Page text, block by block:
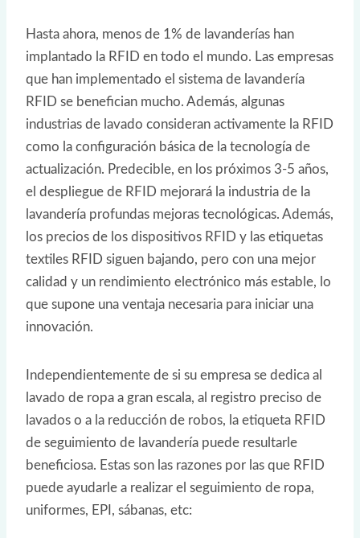
Hasta ahora, menos de 1% de lavanderías han
implantado la RFID en todo el mundo. Las empresas
que han implementado el sistema de lavandería
RFID se benefician mucho. Además, algunas
industrias de lavado consideran activamente la RFID
como la configuración básica de la tecnología de
actualización. Predecible, en los próximos 3-5 años,
el despliegue de RFID mejorará la industria de la
lavandería profundas mejoras tecnológicas. Además,
los precios de los dispositivos RFID y las etiquetas
textiles RFID siguen bajando, pero con una mejor
calidad y un rendimiento electrónico más estable, lo
que supone una ventaja necesaria para iniciar una
innovación.
Independientemente de si su empresa se dedica al
lavado de ropa a gran escala, al registro preciso de
lavados o a la reducción de robos, la etiqueta RFID
de seguimiento de lavandería puede resultarle
beneficiosa. Estas son las razones por las que RFID
puede ayudarle a realizar el seguimiento de ropa,
uniformes, EPI, sábanas, etc: